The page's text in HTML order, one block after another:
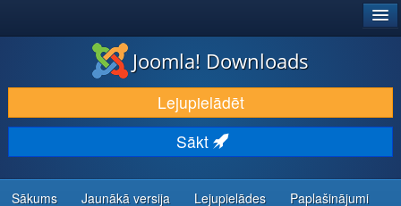
LEJUPIELĀDĒT UN PAPLAŠINĀT
ATKLĀJ UN IEMĀCIES
KOPIENA UN ATBALSTS
IZSTRĀDĀTĀJU RESURSI
Joomla! Downloads
Lejupielādēt
Sākt
Sākums Jaunākā versija Lejupielādes Paplašinājumi